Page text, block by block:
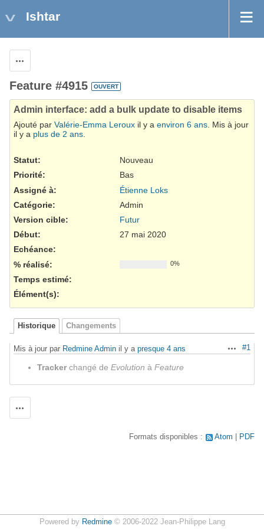
Ishtar
Feature #4915 OUVERT
Admin interface: add a bulk update to disable items
Ajouté par Valérie-Emma Leroux il y a environ 6 ans. Mis à jour
il y a plus de 2 ans.
Statut:
Nouveau
Priorité:
Bas
Assigné à:
Étienne Loks
Catégorie:
Admin
Version cible:
Futur
Début:
27 mai 2020
Echéance:
% réalisé:
0%
Temps estimé:
Élément(s):
Historique Changements
Actions
#1
Mis à jour par Redmine Admin il y a presque 4 ans
Tracker changé de Evolution à Feature
Formats disponibles : Atom PDF
Powered by Redmine© 2006-2022 Jean-Philippe Lang